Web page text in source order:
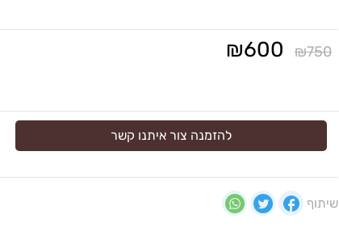
₪750
₪600
להזמנה צור איתנו קשר
שיתוף